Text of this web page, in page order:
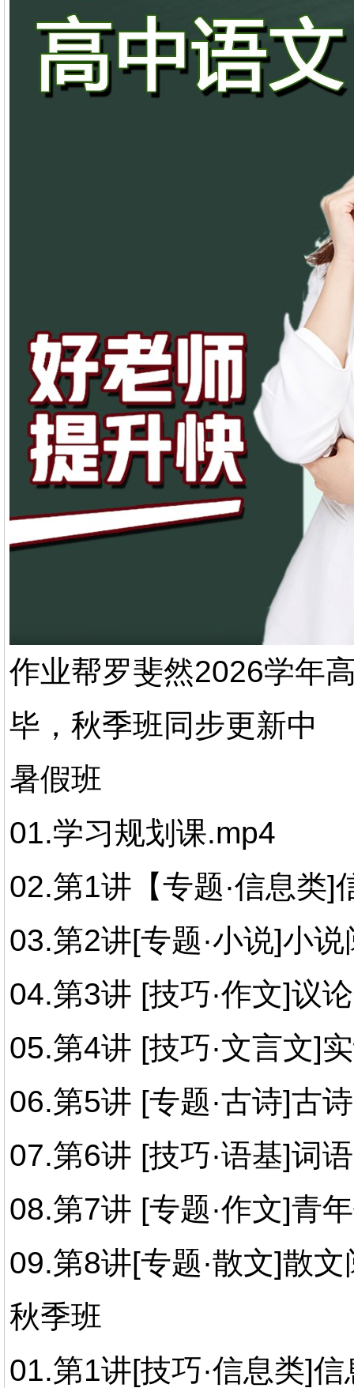
作业帮罗斐然2026学年
毕，秋季班同步更新中
暑假班
01.学习规划课.mp4
02.第1讲【专题·信息类]
03.第2讲[专题·小说]小
04.第3讲 [技巧·作文]议
05.第4讲 [技巧·文言文]
06.第5讲 [专题·古诗]古
07.第6讲 [技巧·语基]词
08.第7讲 [专题·作文]青
09.第8讲[专题·散文]散
秋季班
01.第1讲[技巧·信息类]